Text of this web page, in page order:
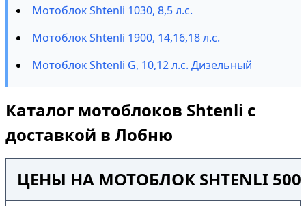
Мотоблок Shtenli 1030, 8,5 л.с.
Мотоблок Shtenli 1900, 14,16,18 л.с.
Мотоблок Shtenli G, 10,12 л.с. Дизельный
Каталог мотоблоков Shtenli с
доставкой в Лобню
ЦЕНЫ НА МОТОБЛОК SHTENLI